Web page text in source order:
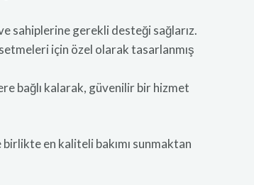
sahiplerine gerekli desteği sağlarız.
için özel olarak tasarlanmış
bağlı kalarak, güvenilir bir hizmet
en kaliteli bakımı sunmaktan